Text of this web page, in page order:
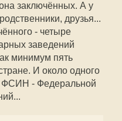
заключённых. А у
друзья...
- четыре
заведений
минимум пять
И около одного
ФСИН - Федеральной